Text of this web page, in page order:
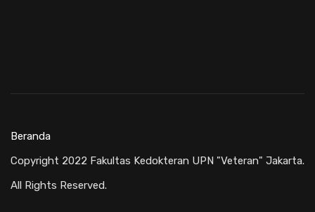
Copyright 2022 Fakultas Kedokteran UPN "Veteran" Jakarta.
All Rights Reserved.
Beranda